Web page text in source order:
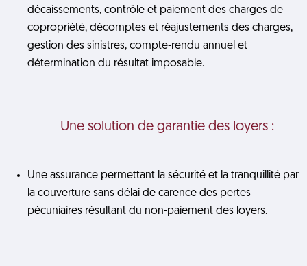
décaissements, contrôle et paiement des charges de
copropriété, décomptes et réajustements des charges,
gestion des sinistres, compte-rendu annuel et
détermination du résultat imposable.
Une solution de garantie des loyers :
Une assurance permettant la sécurité et la tranquillité par
la couverture sans délai de carence des pertes
pécuniaires résultant du non-paiement des loyers.